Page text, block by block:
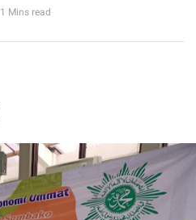
1 Mins read